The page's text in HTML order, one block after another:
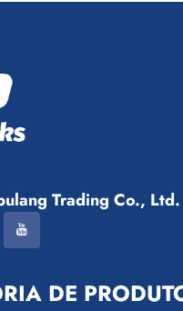
Trading Co., Ltd.
DE